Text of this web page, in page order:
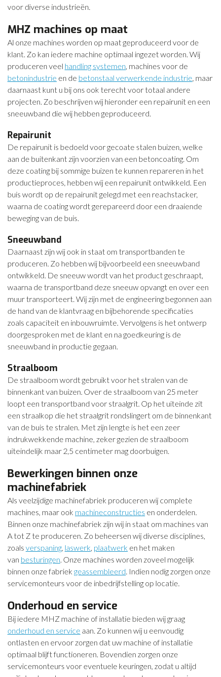
voor diverse industrieën.
MHZ machines op maat
Al onze machines worden op maat geproduceerd voor de
klant. Zo kan iedere machine optimaal ingezet worden. Wij
produceren veel handling systemen, machines voor de
betonindustrie en de betonstaal verwerkende industrie, maar
daarnaast kunt u bij ons ook terecht voor totaal andere
projecten. Zo beschrijven wij hieronder een repairunit en een
sneeuwband die wij hebben geproduceerd.
Repairunit
De repairunit is bedoeld voor gecoate stalen buizen, welke
aan de buitenkant zijn voorzien van een betoncoating. Om
deze coating bij sommige buizen te kunnen repareren in het
productieproces, hebben wij een repairunit ontwikkeld. Een
buis wordt op de repairunit gelegd met een reachstacker,
waarna de coating wordt gerepareerd door een draaiende
beweging van de buis.
Sneeuwband
Daarnaast zijn wij ook in staat om transportbanden te
produceren. Zo hebben wij bijvoorbeeld een sneeuwband
ontwikkeld. De sneeuw wordt van het product geschraapt,
waarna de transportband deze sneeuw opvangt en over een
muur transporteert. Wij zijn met de engineering begonnen aan
de hand van de klantvraag en bijbehorende specificaties
zoals capaciteit en inbouwruimte. Vervolgens is het ontwerp
doorgesproken met de klant en na goedkeuring is de
sneeuwband in productie gegaan.
Straalboom
De straalboom wordt gebruikt voor het stralen van de
binnenkant van buizen. Over de straalboom van 25 meter
loopt een transportband voor straalgrit. Op het uiteinde zit
een straalkop die het straalgrit rondslingert om de binnenkant
van de buis te stralen. Met zijn lengte is het een zeer
indrukwekkende machine, zeker gezien de straalboom
uiteindelijk maar 2,5 centimeter mag doorbuigen.
Bewerkingen binnen onze
machinefabriek
Als veelzijdige machinefabriek produceren wij complete
machines, maar ook machineconstructies en onderdelen.
Binnen onze machinefabriek zijn wij in staat om machines van
A tot Z te produceren. Zo beheersen wij diverse disciplines,
zoals verspaning, laswerk, plaatwerk en het maken
van besturingen. Onze machines worden zoveel mogelijk
binnen onze fabriek geassembleerd. Indien nodig zorgen onze
servicemonteurs voor de inbedrijfstelling op locatie.
Onderhoud en service
Bij iedere MHZ machine of installatie bieden wij graag
onderhoud en service aan. Zo kunnen wij u eenvoudig
ontlasten en ervoor zorgen dat uw machine of installatie
optimaal blijft functioneren. Bovendien zorgen onze
servicemonteurs voor eventuele keuringen, zodat u altijd